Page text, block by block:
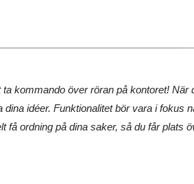
kommando över röran på kontoret! När
idéer. Funktionalitet bör vara i fokus
ordning på dina saker, så du får plats